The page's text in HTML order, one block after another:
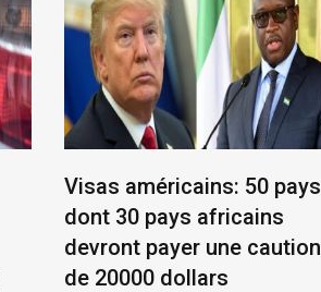
Visas américains: 50 pays
dont 30 pays africains
devront payer une caution
de 20000 dollars